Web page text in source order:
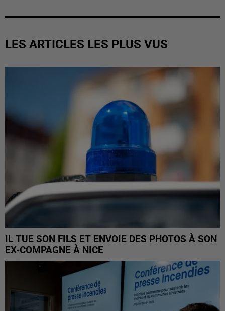
LES ARTICLES LES PLUS VUS
IL TUE SON FILS ET ENVOIE DES PHOTOS À SON
EX-COMPAGNE À NICE